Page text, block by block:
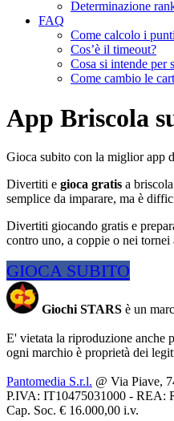
Determinazione
FAQ
Come calcolo i
Cos’è il timeout?
Cosa si intende per
Come cambio le
App Briscola
Gioca subito con la miglior app
Divertiti e gioca gratis a
semplice da imparare, ma è
Divertiti giocando gratis e
contro uno, a coppie o nei tornei
GIOCA SUBITO
Giochi STARS è un
E' vietata la riproduzione anche
ogni marchio è proprietà dei
Pantomedia S.r.l. @ Via Piave,
P.IVA: IT10475031000 - REA:
Cap. Soc. € 16.000,00 i.v.